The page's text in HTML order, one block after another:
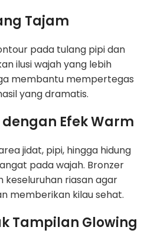
Tajam
pada tulang pipi dan
ilusi wajah yang lebih
membantu mempertegas
yang dramatis.
Efek Warm
jidat, pipi, hingga hidung
pada wajah. Bronzer
riasan agar
memberikan kilau sehat.
Tampilan Glowing